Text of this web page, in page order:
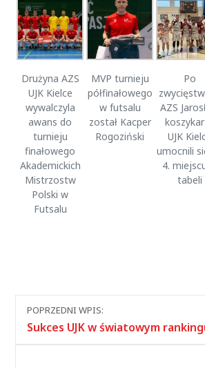
Drużyna AZS
UJK Kielce
wywalczyla
awans do
turnieju
finałowego
Akademickich
Mistrzostw
Polski w
Futsalu
MVP turnieju
półfinałowego
w futsalu
został Kacper
Rogoziński
Po
AZS
UJK
umocnili
4.
tabeli
Nawigacja
między
POPRZEDNI WPIS:
Sukces UJK w światowym